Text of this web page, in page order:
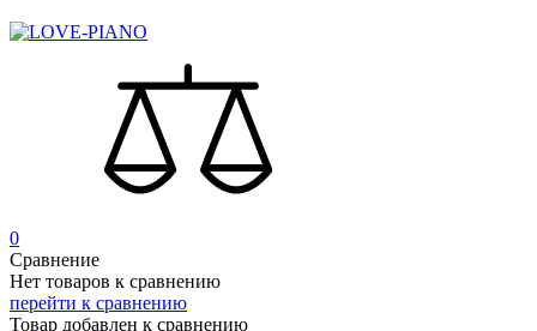
0
Сравнение
Нет товаров к сравнению
перейти к сравнению
Товар добавлен к сравнению